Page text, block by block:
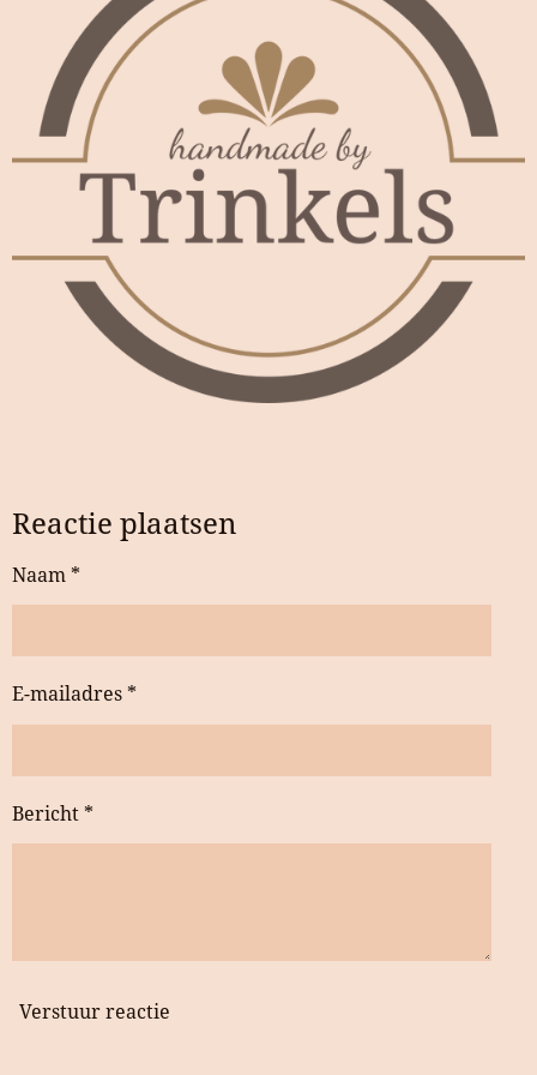
Reactie plaatsen
Naam *
E-mailadres *
Bericht *
Verstuur reactie